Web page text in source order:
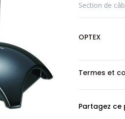
Section de
OPTEX
Termes et
Partagez ce